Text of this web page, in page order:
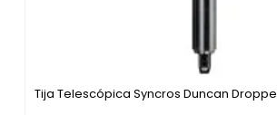
Tija Telescópica Syncros Duncan